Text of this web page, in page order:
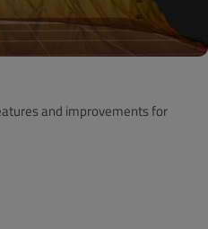
and improvements for